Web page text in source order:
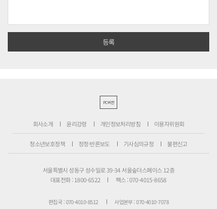
PC버전
회사소개 윤리강령 개인정보처리방침 이용자위원회
청소년보호정책 정정·반론보도 기사심의규정 불편신고
서울특별시 성동구 성수일로 39-34 서울숲더스페이스 12층
대표전화 : 1800-6522
팩스 : 070-4015-8658
편집국 : 070-4010-8512
사업본부 : 070-4010-7078